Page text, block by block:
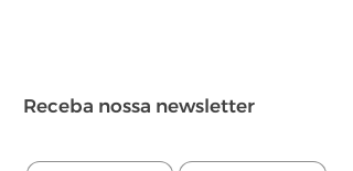
Receba nossa newsletter